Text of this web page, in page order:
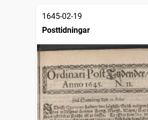
1645-02-19
Posttidningar